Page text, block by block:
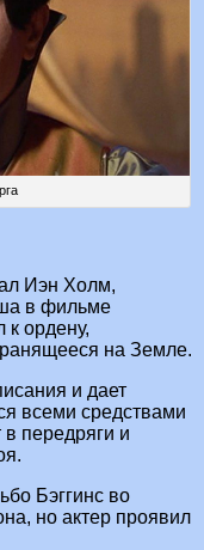
Иэн Холм,
в фильме
ордену,
на Земле.
и дает
всеми средствами
передряги и
Бэггинс во
но актер проявил